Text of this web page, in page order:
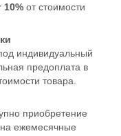
10% от стоимости
индивидуальный
предоплата в
товара.
приобретение
ежемесячные